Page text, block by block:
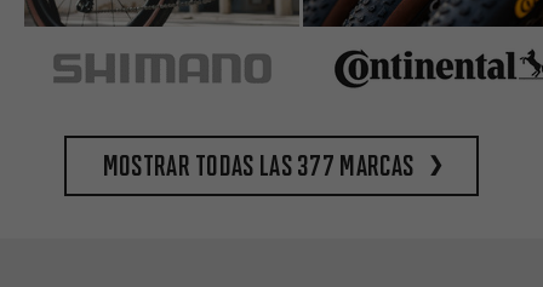
Mostrar todas las 377 marcas